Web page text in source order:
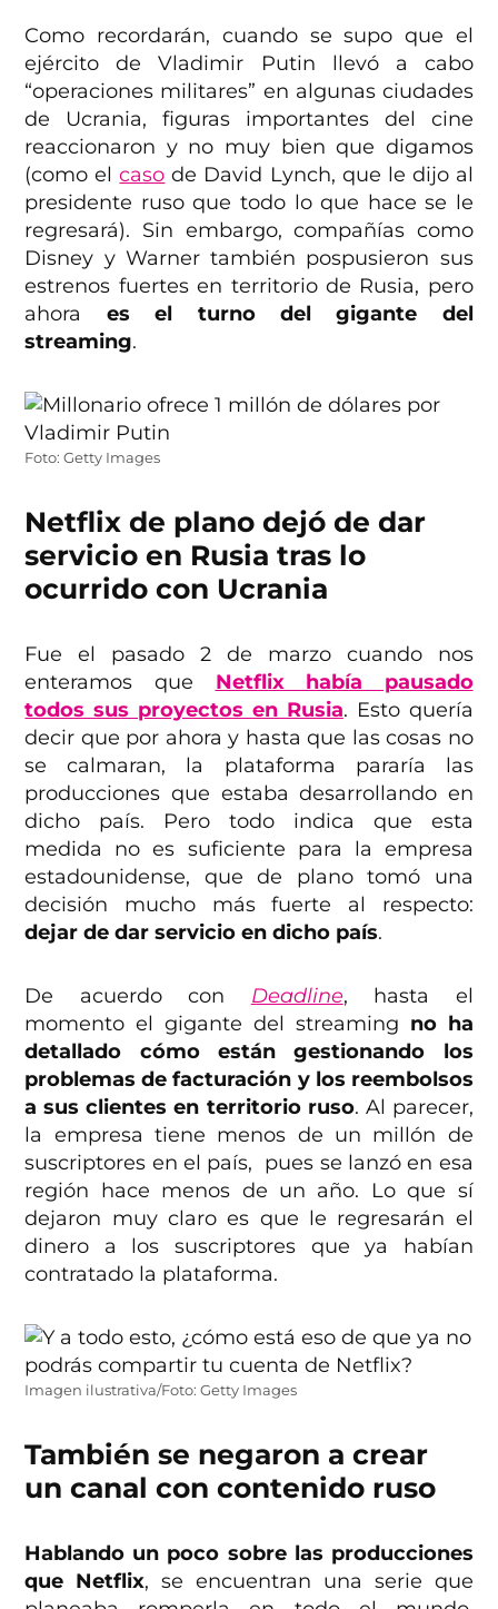
Como recordarán, cuando se supo que el
ejército de Vladimir Putin llevó a cabo
“operaciones militares” en algunas ciudades
de Ucrania, figuras importantes del cine
reaccionaron y no muy bien que digamos
(como elcaso de David Lynch, que le dijo al
presidente ruso que todo lo que hace se le
regresará). Sin embargo, compañías como
Disney y Warner también pospusieron sus
estrenos fuertes en territorio de Rusia, pero
ahora es el turno del gigante del
streaming.
Foto: Getty Images
Netflix de plano dejó de dar
servicio en Rusia tras lo
ocurrido con Ucrania
Fue el pasado 2 de marzo cuando nos
enteramos que Netflix había pausado
todos sus proyectos en Rusia. Esto quería
decir que por ahora y hasta que las cosas no
se calmaran, la plataforma pararía las
producciones que estaba desarrollando en
dicho país. Pero todo indica que esta
medida no es suficiente para la empresa
estadounidense, que de plano tomó una
decisión mucho más fuerte al respecto:
dejar de dar servicio en dicho país.
De acuerdo con Deadline, hasta el
momento el gigante del streaming no ha
detallado cómo están gestionando los
problemas de facturación y los reembolsos
a sus clientes en territorio ruso. Al parecer,
la empresa tiene menos de un millón de
suscriptores en el país, pues se lanzó en esa
región hace menos de un año. Lo que sí
dejaron muy claro es que le regresarán el
dinero a los suscriptores que ya habían
contratado la plataforma.
Imagen ilustrativa/Foto: Getty Images
También se negaron a crear
un canal con contenido ruso
Hablando un poco sobre las producciones
que Netflix, se encuentran una serie que